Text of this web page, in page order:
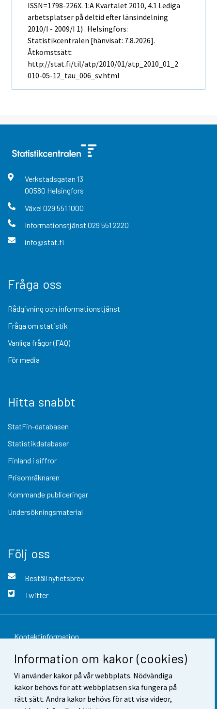
Information om kakor (cookies)
Vi använder kakor på vår webbplats. Nödvändiga
kakor behövs för att webbplatsen ska fungera på
rätt sätt. Andra kakor behövs för att visa videor,
ISSN=1798-226X. 1:a Kvartalet 2010, 4.1 Lediga
arbetsplatser på deltid efter länsindelning
2010/I - 2009/I 1) . Helsingfors:
Statistikcentralen [hänvisat: 7.8.2026].
Åtkomstsätt:
http://stat.fi/til/atp/2010/01/atp_2010_01_2
010-05-12_tau_006_sv.html
Verkstadsgatan 13
00580 Helsingfors
Växel 029 551 1000
Informationstjänst 029 551 2220
info@stat.fi
Fråga oss
Rådgivning och informationstjänst
Fråga om statistik
Vanliga frågor (FAQ)
För media
Hitta snabbt
StatFin-databasen
Statistikdatabaser
Finland i siffror
Prisomräknaren
Kommande publiceringar
Undersökningsmaterial
Följ oss
Beställ nyhetsbrev
Twitter
Kontaktinformation
Respons
Användarvillkor
Dataskydd